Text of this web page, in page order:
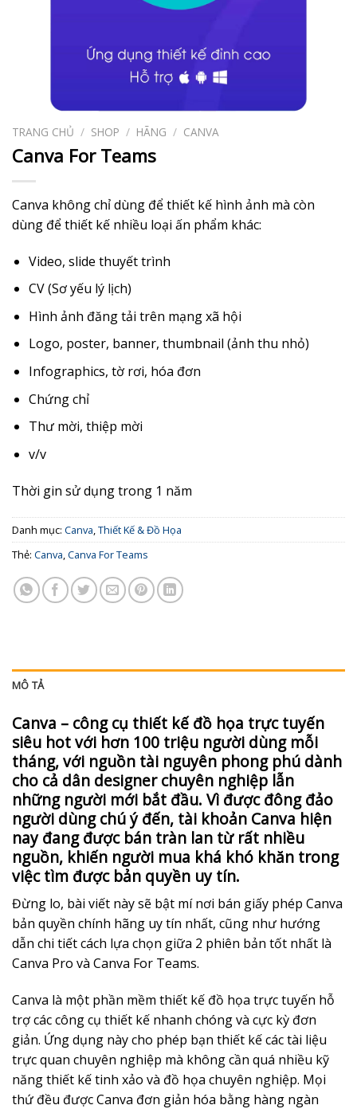
TRANG CHỦ / SHOP / HÃNG / CANVA
Canva For Teams
Canva không chỉ dùng để thiết kế hình ảnh mà còn
dùng để thiết kế nhiều loại ấn phẩm khác:
Video, slide thuyết trình
CV (Sơ yếu lý lịch)
Hình ảnh đăng tải trên mạng xã hội
Logo, poster, banner, thumbnail (ảnh thu nhỏ)
Infographics, tờ rơi, hóa đơn
Chứng chỉ
Thư mời, thiệp mời
v/v
Thời gin sử dụng trong 1 năm
Danh mục: Canva,Thiết Kế & Đồ Họa
Thẻ: Canva,Canva For Teams
MÔ TẢ
Canva – công cụ thiết kế đồ họa trực tuyến
siêu hot với hơn 100 triệu người dùng mỗi
tháng, với nguồn tài nguyên phong phú dành
cho cả dân designer chuyên nghiệp lẫn
những người mới bắt đầu. Vì được đông đảo
người dùng chú ý đến, tài khoản Canva hiện
nay đang được bán tràn lan từ rất nhiều
nguồn, khiến người mua khá khó khăn trong
việc tìm được bản quyền uy tín.
Đừng lo, bài viết này sẽ bật mí nơi bán giấy phép Canva
bản quyền chính hãng uy tín nhất, cũng như hướng
dẫn chi tiết cách lựa chọn giữa 2 phiên bản tốt nhất là
Canva Pro và Canva For Teams.
Canva là một phần mềm thiết kế đồ họa trực tuyến hỗ
trợ các công cụ thiết kế nhanh chóng và cực kỳ đơn
giản. Ứng dụng này cho phép bạn thiết kế các tài liệu
trực quan chuyên nghiệp mà không cần quá nhiều kỹ
năng thiết kế tinh xảo và đồ họa chuyên nghiệp. Mọi
thứ đều được Canva đơn giản hóa bằng hàng ngàn